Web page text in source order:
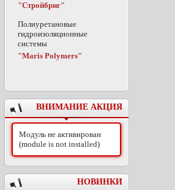
"Стройбриг"
Полиуретановые
гидроизоляционные
системы
"Maris Polymers"
ВНИМАНИЕ АКЦИЯ
Модуль не активирован
(module is not installed)
НОВИНКИ